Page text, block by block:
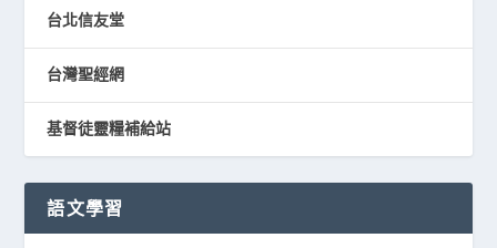
台北信友堂
台灣聖經網
基督徒靈糧補給站
語文學習